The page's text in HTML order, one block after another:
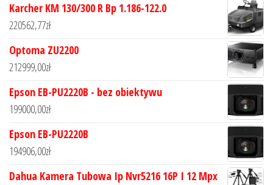
Karcher KM 130/300 R Bp 1.186-122.0
220562,77zł
Optoma ZU2200
212999,00zł
Epson EB-PU2220B - bez obiektywu
199000,00zł
Epson EB-PU2220B
194906,00zł
Dahua Kamera Tubowa Ip Nvr5216 16P I 12 Mpx